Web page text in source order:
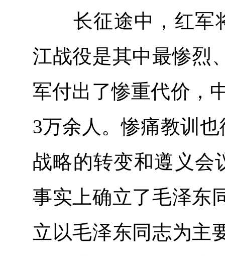
长征途中，红军将
江战役是其中最惨烈
军付出了惨重代价，
3万余人。惨痛教训
战略的转变和遵义会
事实上确立了毛泽东
立以毛泽东同志为主